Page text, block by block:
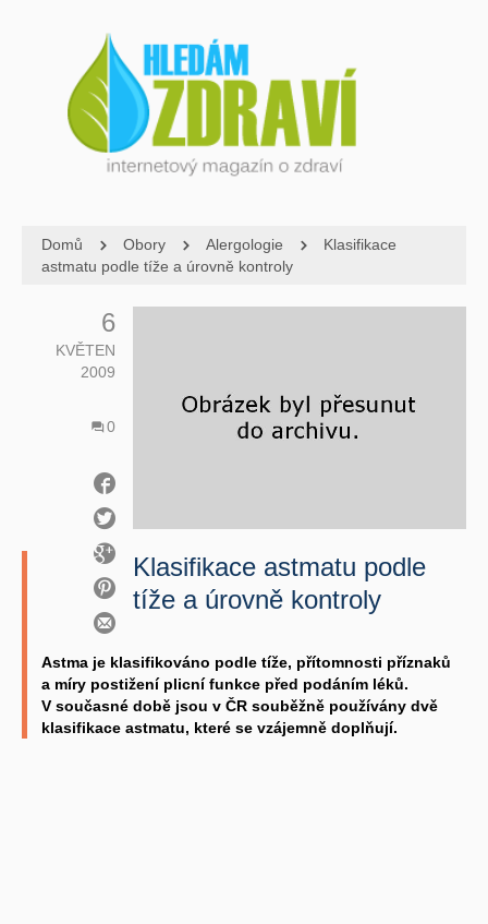
Domů Obory Alergologie
Klasifikace
astmatu podle tíže a úrovně kontroly
6
KVĚTEN
2009
0
Klasifikace astmatu podle
tíže a úrovně kontroly
Astma je klasifikováno podle tíže, přítomnosti příznaků
a míry postižení plicní funkce před podáním léků.
V současné době jsou v ČR souběžně používány dvě
klasifikace astmatu, které se vzájemně doplňují.